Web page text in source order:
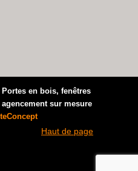
en bois, fenêtres
sur mesure
Haut de page